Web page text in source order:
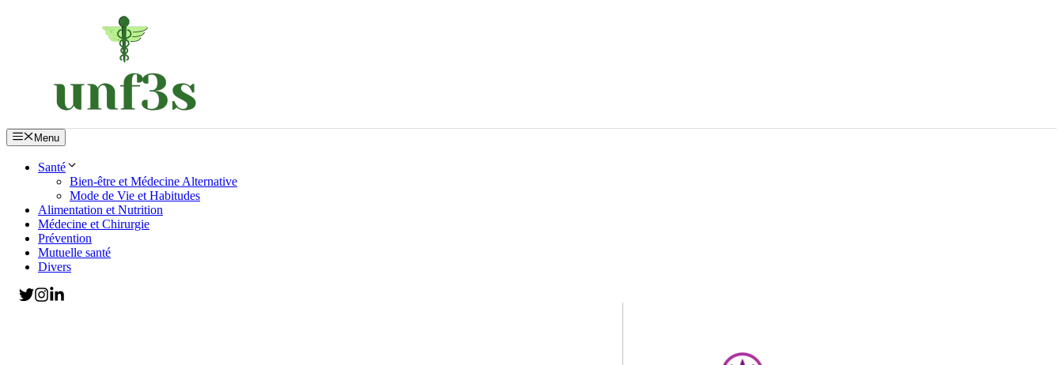
Menu
Santé
Bien-être et Médecine Alternative
Mode de Vie et Habitudes
Alimentation et Nutrition
Médecine et Chirurgie
Prévention
Mutuelle santé
Divers